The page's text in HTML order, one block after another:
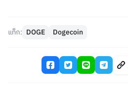
แท็ก: DOGE Dogecoin